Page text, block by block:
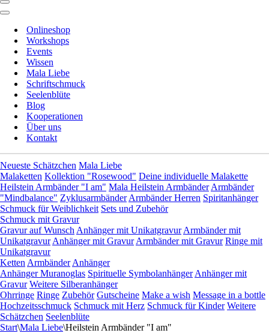
Navigationsmenü
Navigationsmenü
Onlineshop
Workshops
Events
Wissen
Mala Liebe
Schriftschmuck
Seelenblüte
Blog
Kooperationen
Über uns
Kontakt
Neueste Schätzchen Mala Liebe
Malaketten Kollektion "Rosewood" Deine individuelle Malakette
Heilstein Armbänder "I am" Mala Heilstein Armbänder Armbänder
"Mindbalance" Zyklusarmbänder Armbänder Herren Spiritanhänger
Schmuck für Weiblichkeit Sets und Zubehör
Schmuck mit Gravur
Gravur auf Wunsch Anhänger mit Unikatgravur Armbänder mit
Unikatgravur Anhänger mit Gravur Armbänder mit Gravur Ringe mit
Unikatgravur
Ketten Armbänder Anhänger
Anhänger Muranoglas Spirituelle Symbolanhänger Anhänger mit
Gravur Weitere Silberanhänger
Ohrringe Ringe Zubehör Gutscheine Make a wish Message in a bottle
Hochzeitsschmuck Schmuck mit Herz Schmuck für Kinder Weitere
Schätzchen Seelenblüte
Start\Mala Liebe\Heilstein Armbänder "I am"